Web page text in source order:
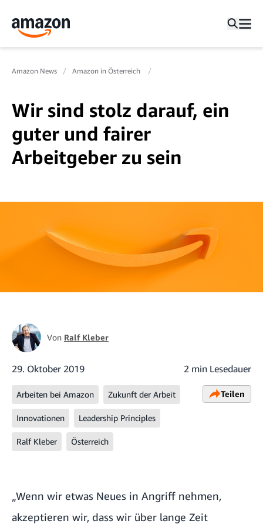
Amazon News Amazon in Österreich
Wir sind stolz darauf, ein
guter und fairer
Arbeitgeber zu sein
Von Ralf Kleber
29. Oktober 2019 2 min Lesedauer
Arbeiten bei Amazon Zukunft der Arbeit
Innovationen Leadership Principles
Ralf Kleber Österreich
Teilen
„Wenn wir etwas Neues in Angriff nehmen,
akzeptieren wir, dass wir über lange Zeit